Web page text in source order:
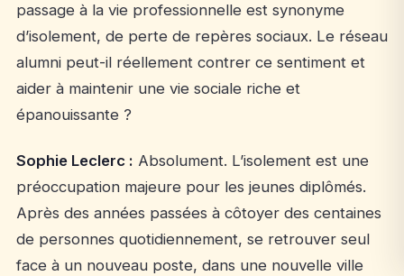
passage à la vie professionnelle est synonyme
d’isolement, de perte de repères sociaux. Le réseau
alumni peut-il réellement contrer ce sentiment et
aider à maintenir une vie sociale riche et
épanouissante ?
Sophie Leclerc : Absolument. L’isolement est une
préoccupation majeure pour les jeunes diplômés.
Après des années passées à côtoyer des centaines
de personnes quotidiennement, se retrouver seul
face à un nouveau poste, dans une nouvelle ville